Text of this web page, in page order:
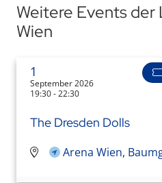
Weitere Events der
Wien
1
September 2026
19:30 - 22:30
The Dresden Dolls
Arena Wien,